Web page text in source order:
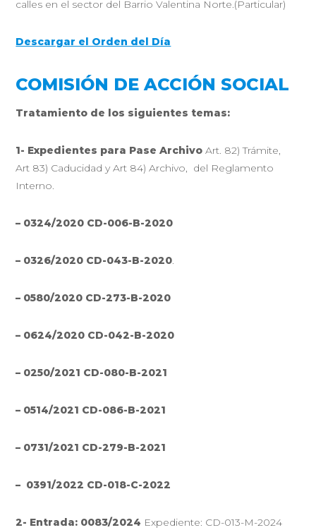
calles en el sector del Barrio Valentina Norte.(Particular)
Descargar el Orden del Día
COMISIÓN DE ACCIÓN SOCIAL
Tratamiento de los siguientes temas:
1- Expedientes para Pase ArchivoArt. 82) Trámite,
Art 83) Caducidad y Art 84) Archivo, del Reglamento
Interno.
– 0324/2020 CD-006-B-2020
– 0326/2020 CD-043-B-2020.
– 0580/2020 CD-273-B-2020
– 0624/2020 CD-042-B-2020
– 0250/2021 CD-080-B-2021
– 0514/2021 CD-086-B-2021
– 0731/2021 CD-279-B-2021
– 0391/2022 CD-018-C-2022
2- Entrada: 0083/2024 Expediente: CD-013-M-2024